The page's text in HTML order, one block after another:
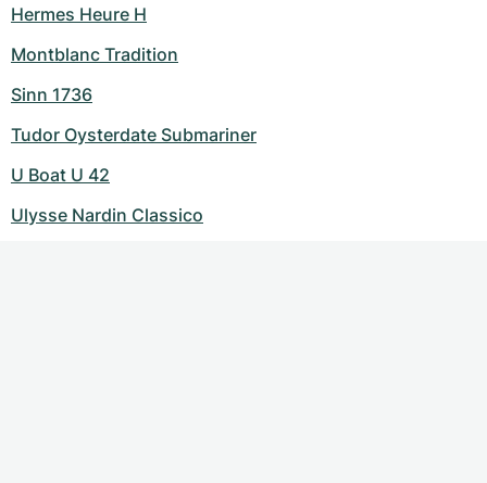
Hermes Heure H
Montblanc Tradition
Sinn 1736
Tudor Oysterdate Submariner
U Boat U 42
Ulysse Nardin Classico